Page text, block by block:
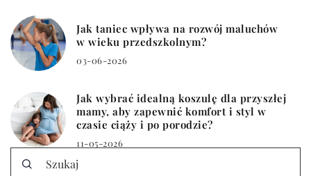
Jak taniec wpływa na rozwój maluchów
w wieku przedszkolnym?
03-06-2026
Jak wybrać idealną koszulę dla przyszłej
mamy, aby zapewnić komfort i styl w
czasie ciąży i po porodzie?
11-05-2026